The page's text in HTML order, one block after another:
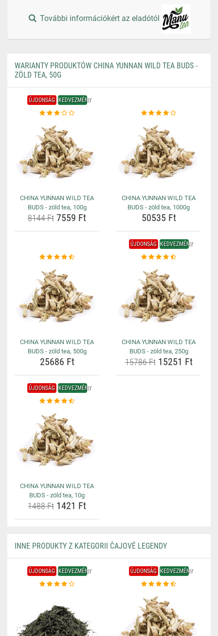
További információkért az eladótól
WARIANTY PRODUKTÓW CHINA YUNNAN WILD TEA BUDS -
ZÖLD TEA, 50G
ÚJDONSÁG KEDVEZMÉNY
CHINA YUNNAN WILD TEA
BUDS - zöld tea, 100g
8144 Ft 7559 Ft
CHINA YUNNAN WILD TEA
BUDS - zöld tea, 1000g
50535 Ft
CHINA YUNNAN WILD TEA
BUDS - zöld tea, 500g
25686 Ft
ÚJDONSÁG KEDVEZMÉNY
CHINA YUNNAN WILD TEA
BUDS - zöld tea, 250g
15786 Ft15251 Ft
ÚJDONSÁG KEDVEZMÉNY
CHINA YUNNAN WILD TEA
BUDS - zöld tea, 10g
1488 Ft 1421 Ft
INNE PRODUKTY Z KATEGORII ČAJOVÉ LEGENDY
ÚJDONSÁG KEDVEZMÉNY ÚJDONSÁG KEDVEZMÉNY